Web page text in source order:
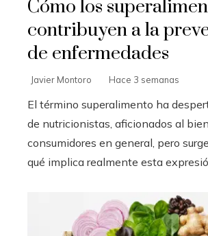
Cómo los
contribuyen a la
de enfermedades
Javier Montoro Hace 3 semanas
El término superalimento ha
de nutricionistas, aficionados al
consumidores en general, pero
qué implica realmente esta